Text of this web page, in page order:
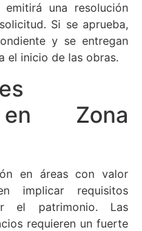
emitirá una resolución
Si se aprueba,
y se entregan
el inicio de las obras.
en Zona
en áreas con valor
implicar requisitos
el patrimonio. Las
requieren un fuerte